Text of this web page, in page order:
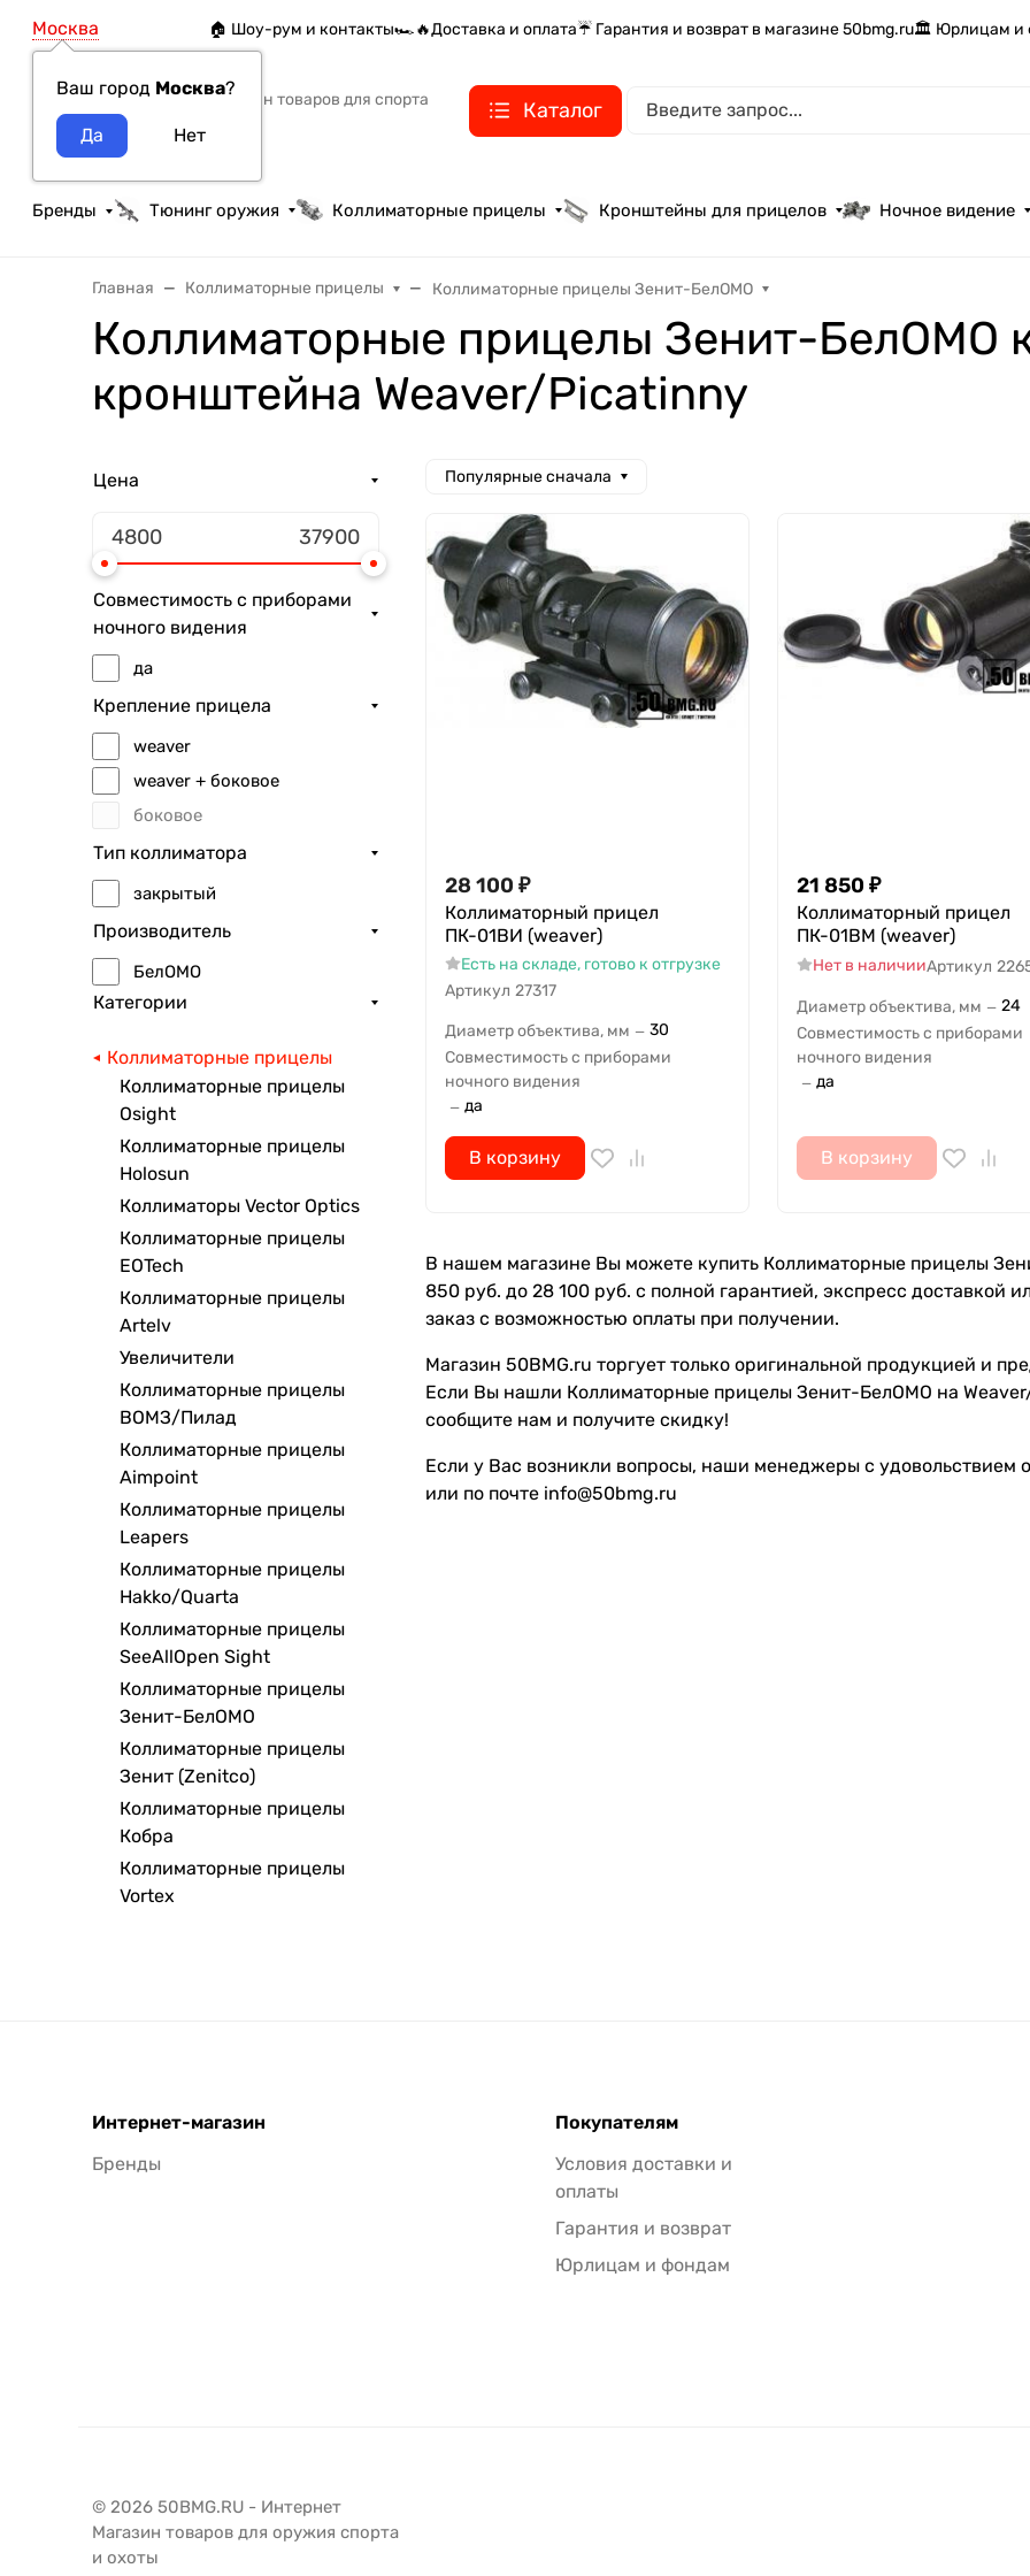
Москва
Ваш город Москва?
🏠 Шоу-рум и контакты🏎️🔥Доставка и оплата☔ Гарантия и возврат в магазине 50bmg.ru🏛️ Юрлицам и
Интернет-магазин товаров для спорта
тактики и охоты
Каталог
Бренды Тюнинг оружия Коллиматорные прицелы Кронштейны для прицелов Ночное видение
Главная Коллиматорные прицелы Коллиматорные прицелы Зенит-БелОМО
Коллиматорные прицелы Зенит-БелОМО
кронштейна Weaver/Picatinny
Цена
Совместимость с приборами
ночного видения
да
Крепление прицела
weaver
weaver + боковое
боковое
Тип коллиматора
закрытый
Производитель
БелОМО
Категории
Коллиматорные прицелы
Коллиматорные прицелы
Osight
Коллиматорные прицелы
Holosun
Коллиматоры Vector Optics
Коллиматорные прицелы
EOTech
Коллиматорные прицелы
Artelv
Увеличители
Коллиматорные прицелы
ВОМЗ/Пилад
Коллиматорные прицелы
Aimpoint
Коллиматорные прицелы
Leapers
Коллиматорные прицелы
Hakko/Quarta
Коллиматорные прицелы
SeeAllOpen Sight
Коллиматорные прицелы
Зенит-БелОМО
Коллиматорные прицелы
Зенит (Zenitco)
Коллиматорные прицелы
Кобра
Коллиматорные прицелы
Vortex
Популярные сначала
28 100 ₽
Коллиматорный прицел
ПК-01ВИ (weaver)
Есть на складе, готово к отгрузке
Артикул 27317
Диаметр объектива, мм — 30
Совместимость с приборами
ночного видения
— да
В корзину
21 850 ₽
Коллиматорный прицел
ПК-01ВМ (weaver)
Нет в наличииАртикул
Диаметр объектива, мм — 24
Совместимость с приборами
ночного видения
— да
В корзину
В нашем магазине Вы можете купить Коллиматорные прицелы
850 руб. до 28 100 руб. с полной гарантией, экспресс доставкой
заказ с возможностью оплаты при получении.
Магазин 50BMG.ru торгует только оригинальной продукцией и
Если Вы нашли Коллиматорные прицелы Зенит-БелОМО на
сообщите нам и получите скидку!
Если у Вас возникли вопросы, наши менеджеры с удовольствием
или по почте info@50bmg.ru
Интернет-магазин
Бренды
Покупателям
Условия доставки и
оплаты
Гарантия и возврат
Юрлицам и фондам
© 2026 50BMG.RU - Интернет
Магазин товаров для оружия спорта
и охоты